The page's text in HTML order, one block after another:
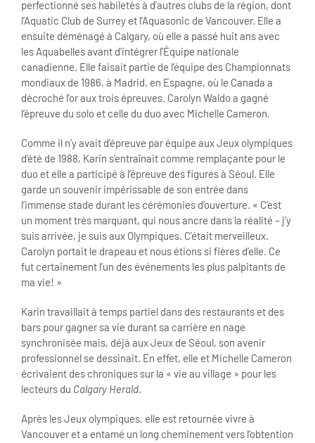
perfectionné ses habiletés à d’autres clubs de la région, dont
l’Aquatic Club de Surrey et l’Aquasonic de Vancouver. Elle a
ensuite déménagé à Calgary, où elle a passé huit ans avec
les Aquabelles avant d’intégrer l’Équipe nationale
canadienne. Elle faisait partie de l’équipe des Championnats
mondiaux de 1986, à Madrid, en Espagne, où le Canada a
décroché l’or aux trois épreuves. Carolyn Waldo a gagné
l’épreuve du solo et celle du duo avec Michelle Cameron.
Comme il n’y avait d’épreuve par équipe aux Jeux olympiques
d’été de 1988, Karin s’entraînait comme remplaçante pour le
duo et elle a participé à l’épreuve des figures à Séoul. Elle
garde un souvenir impérissable de son entrée dans
l’immense stade durant les cérémonies d’ouverture. « C’est
un moment très marquant, qui nous ancre dans la réalité – j’y
suis arrivée, je suis aux Olympiques. C’était merveilleux.
Carolyn portait le drapeau et nous étions si fières d’elle. Ce
fut certainement l’un des événements les plus palpitants de
ma vie! »
Karin travaillait à temps partiel dans des restaurants et des
bars pour gagner sa vie durant sa carrière en nage
synchronisée mais, déjà aux Jeux de Séoul, son avenir
professionnel se dessinait. En effet, elle et Michelle Cameron
écrivaient des chroniques sur la « vie au village » pour les
lecteurs du Calgary Herald.
Après les Jeux olympiques, elle est retournée vivre à
Vancouver et a entamé un long cheminement vers l’obtention